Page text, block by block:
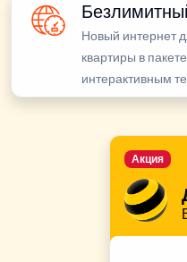
Новый интернет
квартиры в
интерактивным
Акция